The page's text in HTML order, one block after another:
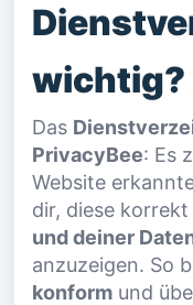
wichtig?
Das
PrivacyBee: Es
Website
dir, diese
und deiner
anzuzeigen. So
konform und